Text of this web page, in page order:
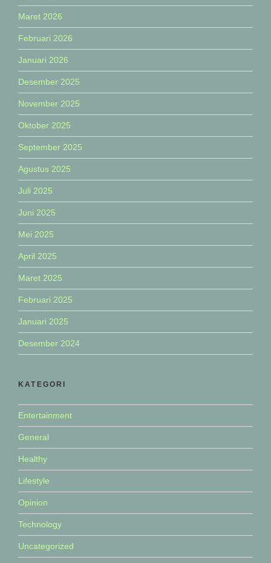
Maret 2026
Februari 2026
Januari 2026
Desember 2025
November 2025
Oktober 2025
September 2025
Agustus 2025
Juli 2025
Juni 2025
Mei 2025
April 2025
Maret 2025
Februari 2025
Januari 2025
Desember 2024
KATEGORI
Entertainment
General
Healthy
Lifestyle
Opinion
Technology
Uncategorized